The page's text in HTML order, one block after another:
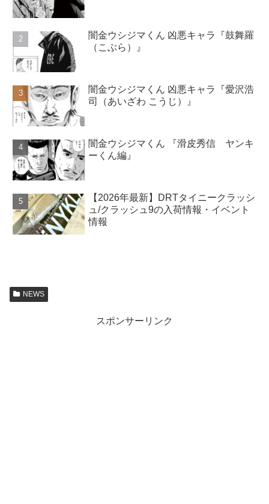
闇金ウシジマくん 凶悪キャラ『鼓舞羅
（こぶら）』
闇金ウシジマくん 凶悪キャラ『愛沢浩
司（あいざわ こうじ）』
闇金ウシジマくん 『滑皮秀信 ヤンキ
ーくん編』
【2026年最新】DRTタイニークラッシ
ュ/クラッシュ9の入荷情報・イベント
情報
NEWS
スポンサーリンク